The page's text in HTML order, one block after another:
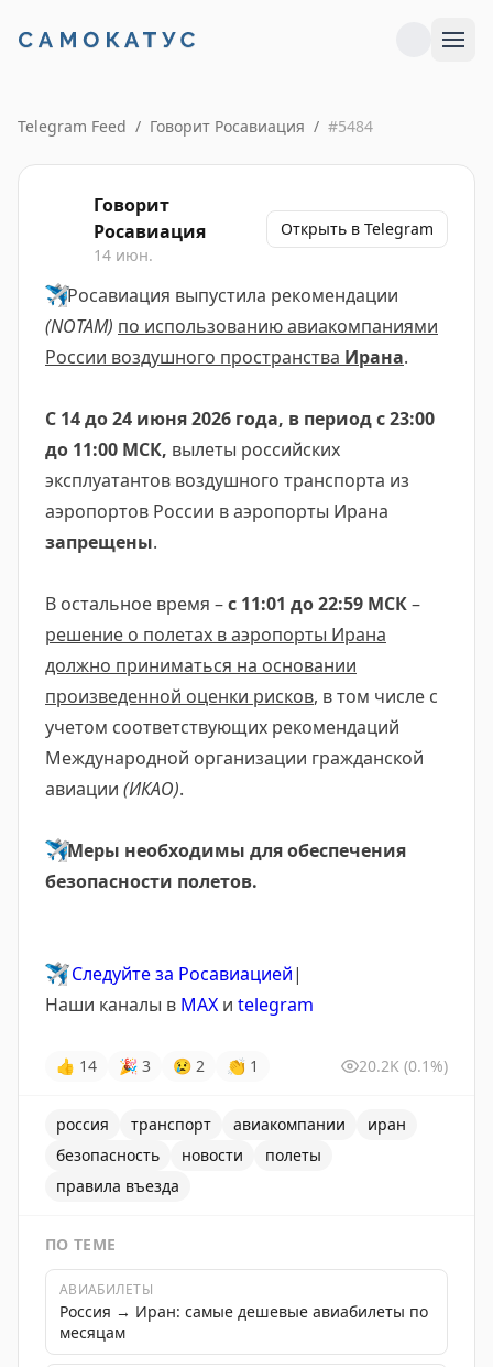
Telegram Feed / Говорит Росавиация / #5484
Говорит
Росавиация
14 июн.
Открыть в Telegram
✈️Росавиация выпустила рекомендации
(NOTAM) по использованию авиакомпаниями
России воздушного пространства Ирана.
С 14 до 24 июня 2026 года, в период с 23:00
до 11:00 МСК, вылеты российских
эксплуатантов воздушного транспорта из
аэропортов России в аэропорты Ирана
запрещены.
В остальное время –с 11:01 до 22:59 МСК–
решение о полетах в аэропорты Ирана
должно приниматься на основании
произведенной оценки рисков, в том числе с
учетом соответствующих рекомендаций
Международной организации гражданской
авиации (ИКАО).
✈️Меры необходимы для обеспечения
безопасности полетов.
✈️ Следуйте за Росавиацией|
Наши каналы в MAX и telegram
👍 14 🎉 3 😢 2 👏 1 20.2K (0.1%)
россия транспорт авиакомпании
иран
безопасность
новости
полеты
правила въезда
ПО ТЕМЕ
АВИАБИЛЕТЫ
Россия → Иран: самые дешевые авиабилеты по
месяцам